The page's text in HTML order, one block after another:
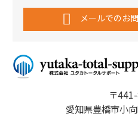
〒
愛知県豊橋市小
メールでのお